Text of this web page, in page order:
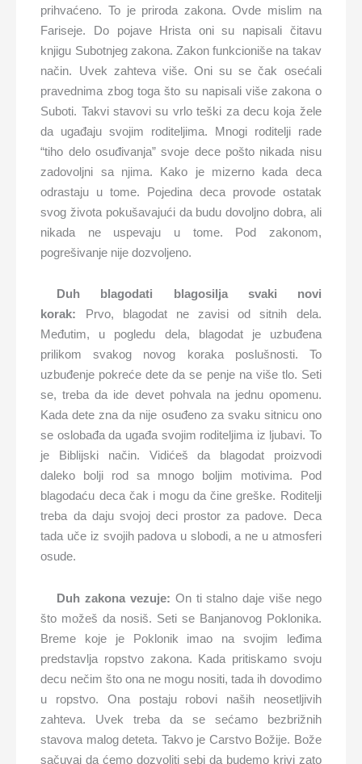
prihvaćeno. To je priroda zakona. Ovde mislim na
Fariseje. Do pojave Hrista oni su napisali čitavu
knjigu Subotnjeg zakona. Zakon funkcioniše na takav
način. Uvek zahteva više. Oni su se čak osećali
pravednima zbog toga što su napisali više zakona o
Suboti. Takvi stavovi su vrlo teški za decu koja žele
da ugađaju svojim roditeljima. Mnogi roditelji rade
“tiho delo osuđivanja” svoje dece pošto nikada nisu
zadovoljni sa njima. Kako je mizerno kada deca
odrastaju u tome. Pojedina deca provode ostatak
svog života pokušavajući da budu dovoljno dobra, ali
nikada ne uspevaju u tome. Pod zakonom,
pogrešivanje nije dozvoljeno.
Duh blagodati blagosilja svaki novi
korak: Prvo, blagodat ne zavisi od sitnih dela.
Međutim, u pogledu dela, blagodat je uzbuđena
prilikom svakog novog koraka poslušnosti. To
uzbuđenje pokreće dete da se penje na više tlo. Seti
se, treba da ide devet pohvala na jednu opomenu.
Kada dete zna da nije osuđeno za svaku sitnicu ono
se oslobađa da ugađa svojim roditeljima iz ljubavi. To
je Biblijski način. Vidićeš da blagodat proizvodi
daleko bolji rod sa mnogo boljim motivima. Pod
blagodaću deca čak i mogu da čine greške. Roditelji
treba da daju svojoj deci prostor za padove. Deca
tada uče iz svojih padova u slobodi, a ne u atmosferi
osude.
Duh zakona vezuje: On ti stalno daje više nego
što možeš da nosiš. Seti se Banjanovog Poklonika.
Breme koje je Poklonik imao na svojim leđima
predstavlja ropstvo zakona. Kada pritiskamo svoju
decu nečim što ona ne mogu nositi, tada ih dovodimo
u ropstvo. Ona postaju robovi naših neosetljivih
zahteva. Uvek treba da se sećamo bezbrižnih
stavova malog deteta. Takvo je Carstvo Božije. Bože
sačuvaj da ćemo dozvoliti sebi da budemo krivi zato